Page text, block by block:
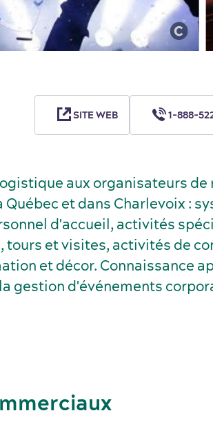
SITE WEB 1-888-
aux organisateurs de
et dans Charlevoix :
d'accueil, activités
tours et visites, activités de
et décor. Connaissance
gestion d'événements